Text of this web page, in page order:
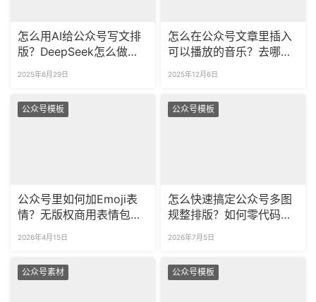
怎么用AI给公众号写文排
版？DeepSeek怎么做公
2025年6月29日
怎么在公众号文章里插入
可以播放的音乐？去哪里
2025年12月6日
公众号模板
公众号里如何加Emoji表
情？无版权商用表情包在
2026年4月15日
公众号模板
怎么快速搞定公众号多图
规整排版？如何零代码制
2026年7月5日
公众号素材 公众号模板